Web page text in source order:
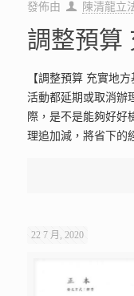
發佈由 陳清龍立
調整預算
【調整預算 充實地
活動都延期或取消辦
際，是不是能夠好好
理追加減，將省下的
22 7 月, 2020